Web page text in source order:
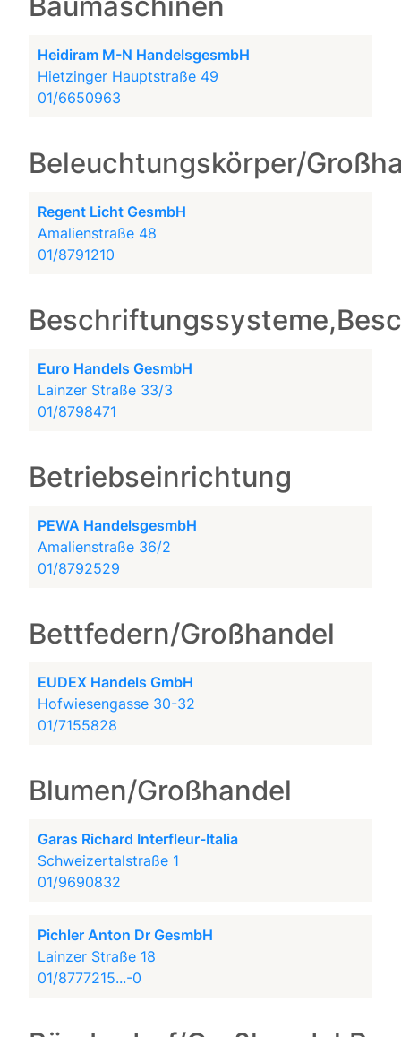
Heidiram M-N HandelsgesmbH
Hietzinger Hauptstraße 49
01/6650963
Beleuchtungskörper/
Regent Licht GesmbH
Amalienstraße 48
01/8791210
Euro Handels GesmbH
Lainzer Straße 33/3
01/8798471
Betriebseinrichtung
PEWA HandelsgesmbH
Amalienstraße 36/2
01/8792529
Bettfedern/Großhandel
EUDEX Handels GmbH
Hofwiesengasse 30-32
01/7155828
Blumen/Großhandel
Garas Richard Interfleur-Italia
Schweizertalstraße 1
01/9690832
Pichler Anton Dr GesmbH
Lainzer Straße 18
01/8777215...-0